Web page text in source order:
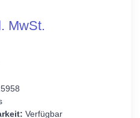
MwSt.
Verfügbar